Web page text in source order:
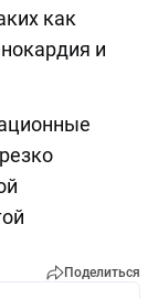
как
и
Поделиться